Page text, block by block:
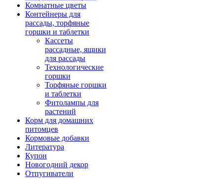
Комнатные цветы
Контейнеры для
рассады, торфяные
горшки и таблетки
Кассеты
рассадные, ящики
для рассады
Технологические
горшки
Торфяные горшки
и таблетки
Фитолампы для
растений
Корм для домашних
питомцев
Кормовые добавки
Литература
Купон
Новогодний декор
Отпугиватели